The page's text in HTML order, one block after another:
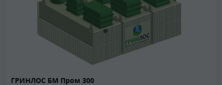
ГРИНЛОС БМ Пром 300